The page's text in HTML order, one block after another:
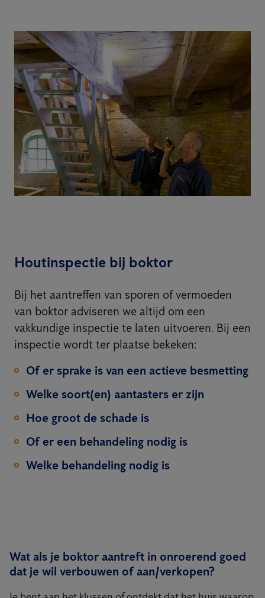
Houtinspectie bij boktor
Bij het aantreffen van sporen of vermoeden
van boktor adviseren we altijd om een
vakkundige inspectie te laten uitvoeren. Bij een
inspectie wordt ter plaatse bekeken:
Of er sprake is van een actieve besmetting
Welke soort(en) aantasters er zijn
Hoe groot de schade is
Of er een behandeling nodig is
Welke behandeling nodig is
Wat als je boktor aantreft in onroerend goed
dat je wil verbouwen of aan/verkopen?